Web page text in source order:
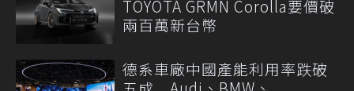
TOYOTA GRMN Corolla要價破
兩百萬新台幣
德系車廠中國產能利用率跌破